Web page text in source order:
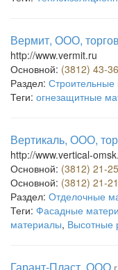
Вермит, ООО,
http://www.vermit.ru
Основной: (3812) 43-
Раздел:
Теги: огнезащитные
Вертикаль, ООО,
http://www.vertical-
Основной: (3812) 21-
Основной: (3812) 21-
Раздел: Отделочные
Теги: Фасадные
материалы, Высотные